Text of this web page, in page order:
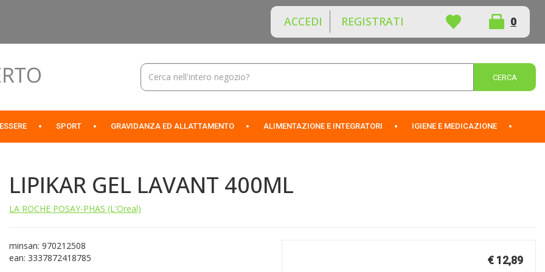
ACCEDI REGISTRATI 0
ARTICOLI
INSERITI
Cerca
Prodotto
SPORT GRAVIDANZA ED ALLATTAMENTO ALIMENTAZIONE E INTEGRATORI IGIENE E MEDICAZIONE
LIPIKAR GEL LAVANT 400ML
LA ROCHE POSAY-PHAS (L'Oreal)
minsan: 970212508
ean: 3337872418785
€ 12,89